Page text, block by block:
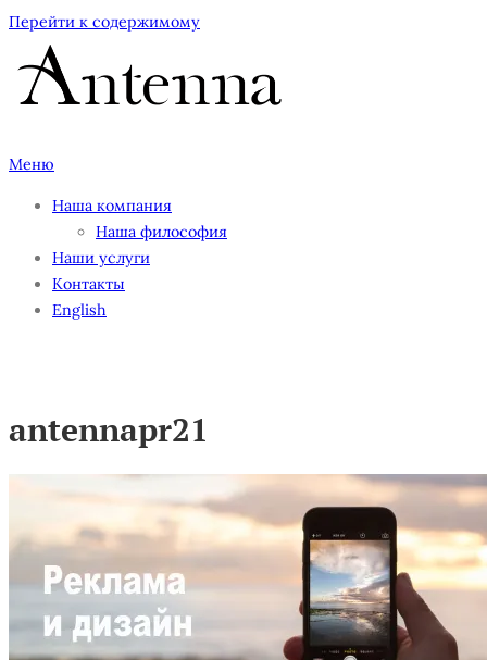
Перейти к содержимому
Меню
Наша компания
Наша философия
Наши услуги
Контакты
English
antennapr21